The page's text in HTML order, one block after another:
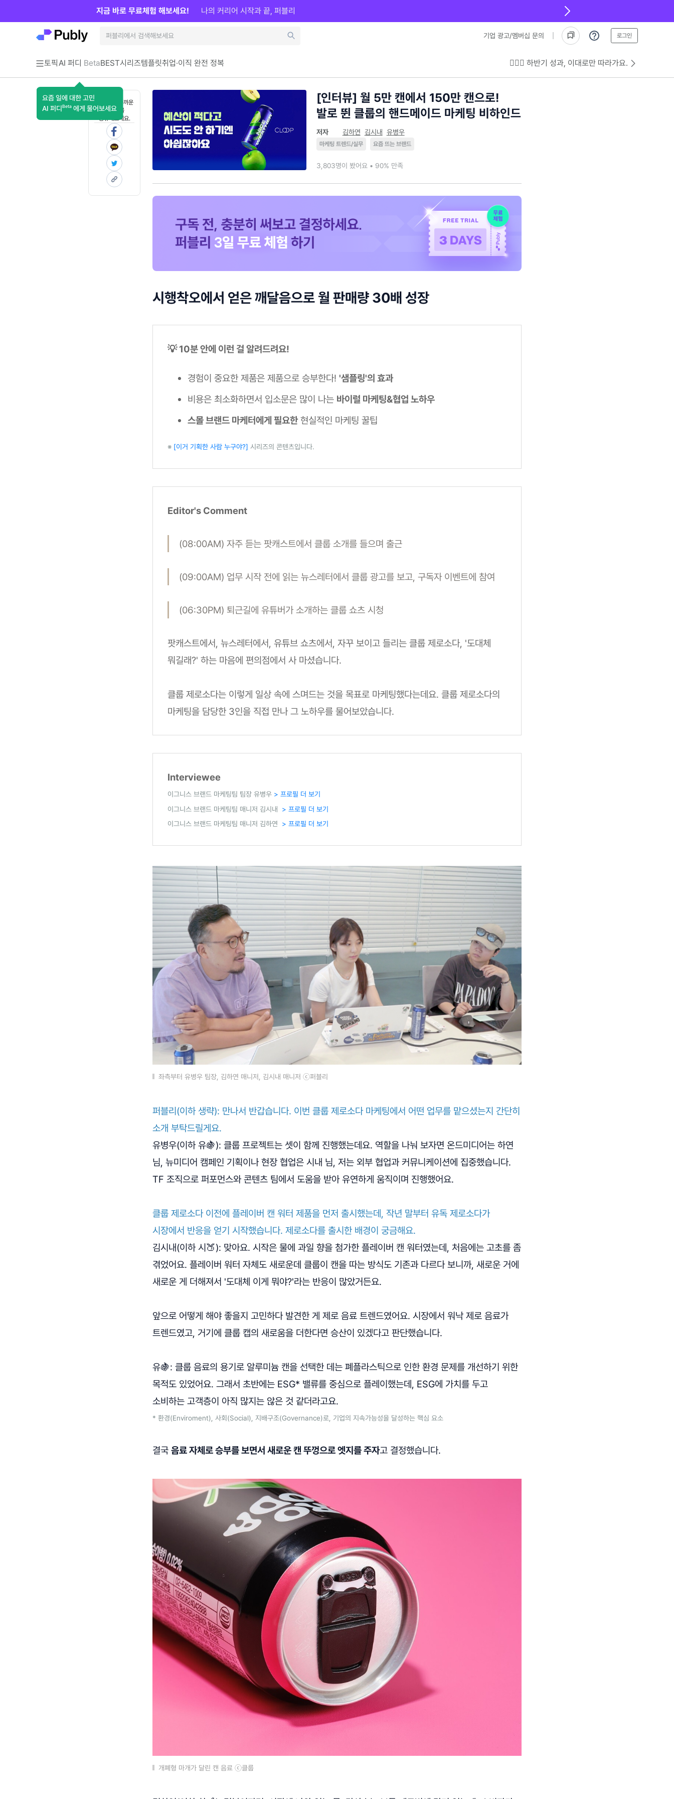
기업 광고/멤버십 문의 로그인
토픽AI 퍼디 Beta
요즘 일에 대한 고민
AI 퍼디 Beta 에게 물어보세요
BEST시리즈템플릿취업·이직 완전 정복 💁🏻‍♂️ 하반기 성과, 이대로만 따라가요.
지금 바로 무료체험 해보세요! 나의 커리어 시작과 끝, 퍼블리
혼자 보기 아까운
콘텐츠를
공유해보세요.
[인터뷰] 월 5만 캔에서 150만 캔으로!
발로 뛴 클룹의 핸드메이드 마케팅 비하인드
저자 김하연 김시내 유병우
마케팅 트렌드/실무 요즘 뜨는 브랜드
3,803명이 봤어요 • 90% 만족
시행착오에서 얻은 깨달음으로 월 판매량 30배 성장
💡 10분 안에 이런 걸 알려드려요!
경험이 중요한 제품은 제품으로 승부한다! '샘플링'의 효과
비용은 최소화하면서 입소문은 많이 나는 바이럴 마케팅&협업 노하우
스몰 브랜드 마케터에게 필요한현실적인 마케팅 꿀팁
※ [이거 기획한 사람 누구야?] 시리즈의 콘텐츠입니다.
Editor's Comment
(08:00AM) 자주 듣는 팟캐스트에서 클룹 소개를 들으며 출근
(09:00AM) 업무 시작 전에 읽는 뉴스레터에서 클룹 광고를 보고, 구독자 이벤트에 참여
(06:30PM) 퇴근길에 유튜버가 소개하는 클룹 쇼츠 시청
팟캐스트에서, 뉴스레터에서, 유튜브 쇼츠에서, 자꾸 보이고 들리는 클룹 제로소다, '도대체
뭐길래?' 하는 마음에 편의점에서 사 마셨습니다.
클룹 제로소다는 이렇게 일상 속에 스며드는 것을 목표로 마케팅했다는데요. 클룹 제로소다의
마케팅을 담당한 3인을 직접 만나 그 노하우를 물어보았습니다.
Interviewee
이그니스 브랜드 마케팅팀 팀장 유병우 > 프로필 더 보기
이그니스 브랜드 마케팅팀 매니저 김시내 > 프로필 더 보기
이그니스 브랜드 마케팅팀 매니저 김하연 > 프로필 더 보기
좌측부터 유병우 팀장, 김하연 매니저, 김시내 매니저 ⓒ퍼블리
퍼블리(이하 생략): 만나서 반갑습니다. 이번 클룹 제로소다 마케팅에서 어떤 업무를 맡으셨는지 간단히
소개 부탁드릴게요.
유병우(이하 유🍇): 클룹 프로젝트는 셋이 함께 진행했는데요. 역할을 나눠 보자면 온드미디어는 하연
님, 뉴미디어 캠페인 기획이나 현장 협업은 시내 님, 저는 외부 협업과 커뮤니케이션에 집중했습니다.
TF 조직으로 퍼포먼스와 콘텐츠 팀에서 도움을 받아 유연하게 움직이며 진행했어요.
클룹 제로소다 이전에 플레이버 캔 워터 제품을 먼저 출시했는데, 작년 말부터 유독 제로소다가
시장에서 반응을 얻기 시작했습니다. 제로소다를 출시한 배경이 궁금해요.
김시내(이하 시🍑): 맞아요. 시작은 물에 과일 향을 첨가한 플레이버 캔 워터였는데, 처음에는 고초를 좀
겪었어요. 플레이버 워터 자체도 새로운데 클룹이 캔을 따는 방식도 기존과 다르다 보니까, 새로운 거에
새로운 게 더해져서 '도대체 이게 뭐야?'라는 반응이 많았거든요.
앞으로 어떻게 해야 좋을지 고민하다 발견한 게 제로 음료 트렌드였어요. 시장에서 워낙 제로 음료가
트렌드였고, 거기에 클룹 캡의 새로움을 더한다면 승산이 있겠다고 판단했습니다.
유🍇: 클룹 음료의 용기로 알루미늄 캔을 선택한 데는 폐플라스틱으로 인한 환경 문제를 개선하기 위한
목적도 있었어요. 그래서 초반에는 ESG* 밸류를 중심으로 플레이했는데, ESG에 가치를 두고
소비하는 고객층이 아직 많지는 않은 것 같더라고요.
* 환경(Enviroment), 사회(Social), 지배구조(Governance)로, 기업의 지속가능성을 달성하는 핵심 요소
결국 음료 자체로 승부를 보면서 새로운 캔 뚜껑으로 엣지를 주자고 결정했습니다.
개폐형 마개가 달린 캔 음료 ⓒ클룹